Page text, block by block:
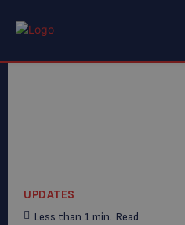
UPDATES
Less than 1 min. Read